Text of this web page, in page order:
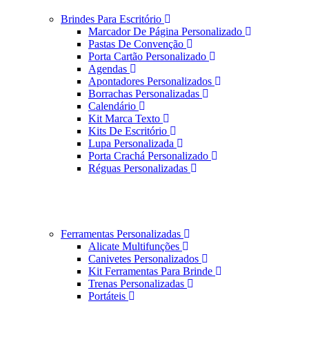
Brindes Para Escritório
Marcador De Página Personalizado
Pastas De Convenção
Porta Cartão Personalizado
Agendas
Apontadores Personalizados
Borrachas Personalizadas
Calendário
Kit Marca Texto
Kits De Escritório
Lupa Personalizada
Porta Crachá Personalizado
Réguas Personalizadas
Ferramentas Personalizadas
Alicate Multifunções
Canivetes Personalizados
Kit Ferramentas Para Brinde
Trenas Personalizadas
Portáteis